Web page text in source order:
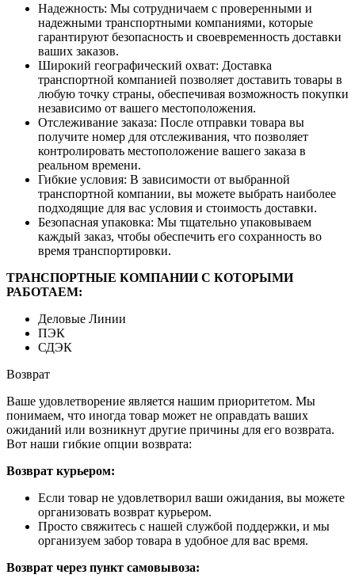
Надежность: Мы сотрудничаем с проверенными и
надежными транспортными компаниями, которые
гарантируют безопасность и своевременность доставки
ваших заказов.
Широкий географический охват: Доставка
транспортной компанией позволяет доставить товары в
любую точку страны, обеспечивая возможность покупки
независимо от вашего местоположения.
Отслеживание заказа: После отправки товара вы
получите номер для отслеживания, что позволяет
контролировать местоположение вашего заказа в
реальном времени.
Гибкие условия: В зависимости от выбранной
транспортной компании, вы можете выбрать наиболее
подходящие для вас условия и стоимость доставки.
Безопасная упаковка: Мы тщательно упаковываем
каждый заказ, чтобы обеспечить его сохранность во
время транспортировки.
ТРАНСПОРТНЫЕ КОМПАНИИ С КОТОРЫМИ
РАБОТАЕМ:
Деловые Линии
ПЭК
СДЭК
Возврат
Ваше удовлетворение является нашим приоритетом. Мы
понимаем, что иногда товар может не оправдать ваших
ожиданий или возникнут другие причины для его возврата.
Вот наши гибкие опции возврата:
Возврат курьером:
Если товар не удовлетворил ваши ожидания, вы можете
организовать возврат курьером.
Просто свяжитесь с нашей службой поддержки, и мы
организуем забор товара в удобное для вас время.
Возврат через пункт самовывоза: